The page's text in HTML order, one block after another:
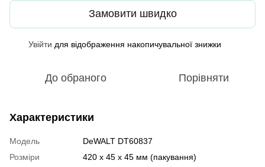
Замовити швидко
Увійти для відображення накопичувальної знижки
До обраного Порівняти
Характеристики
Модель
DeWALT DT60837
Розміри
420 х 45 х 45 мм (пакування)